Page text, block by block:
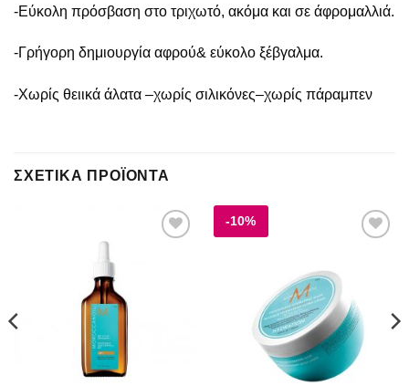
-Εύκολη πρόσβαση στο τριχωτό, ακόμα και σε άφρομαλλιά.
-Γρήγορη δημιουργία αφρού& εύκολο ξέβγαλμα.
-Χωρίς θειικά άλατα –χωρίς σιλικόνες–χωρίς πάραμπεν
ΣΧΕΤΙΚΆ ΠΡΟΪΌΝΤΑ
-10%